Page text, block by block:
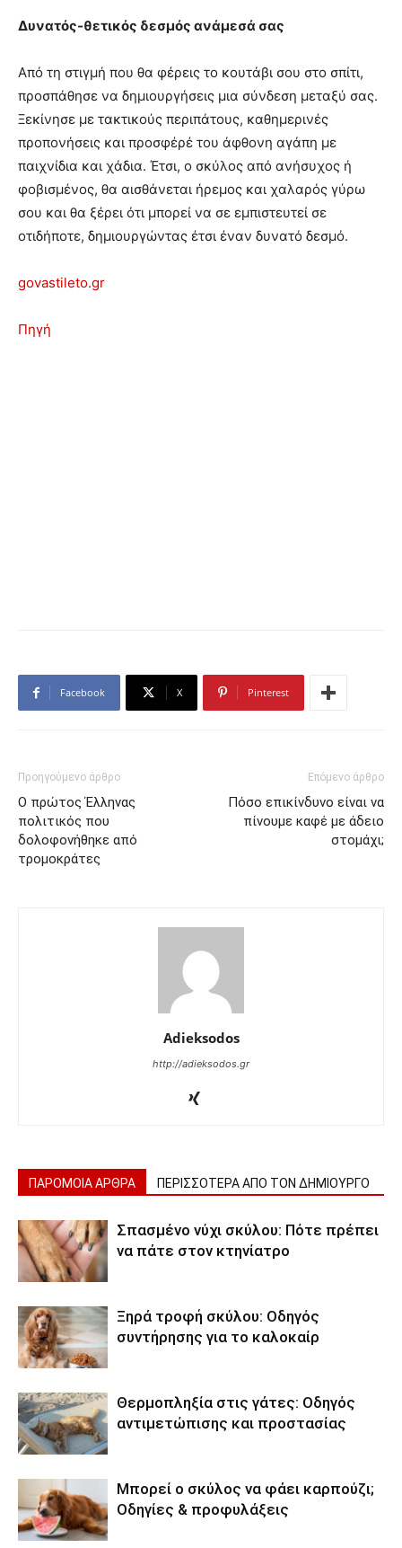
Δυνατός-θετικός δεσμός ανάμεσά σας
Από τη στιγμή που θα φέρεις το κουτάβι σου στο σπίτι,
προσπάθησε να δημιουργήσεις μια σύνδεση μεταξύ σας.
Ξεκίνησε με τακτικούς περιπάτους, καθημερινές
προπονήσεις και προσφέρέ του άφθονη αγάπη με
παιχνίδια και χάδια. Έτσι, ο σκύλος από ανήσυχος ή
φοβισμένος, θα αισθάνεται ήρεμος και χαλαρός γύρω
σου και θα ξέρει ότι μπορεί να σε εμπιστευτεί σε
οτιδήποτε, δημιουργώντας έτσι έναν δυνατό δεσμό.
govastileto.gr
Πηγή
Facebook X Pinterest
Προηγούμενο άρθρο
Ο πρώτος Έλληνας
πολιτικός που
δολοφονήθηκε από
τρομοκράτες
Επόμενο άρθρο
Πόσο επικίνδυνο είναι να
πίνουμε καφέ με άδειο
στομάχι;
Adieksodos
http://adieksodos.gr
ΠΑΡΟΜΟΙΑ ΑΡΘΡΑ ΠΕΡΙΣΣΟΤΕΡΑ ΑΠΟ ΤΟΝ ΔΗΜΙΟΥΡΓΟ
Σπασμένο νύχι σκύλου: Πότε πρέπει
να πάτε στον κτηνίατρο
Ξηρά τροφή σκύλου: Οδηγός
συντήρησης για το καλοκαίρ
Θερμοπληξία στις γάτες: Οδηγός
αντιμετώπισης και προστασίας
Μπορεί ο σκύλος να φάει καρπούζι;
Οδηγίες & προφυλάξεις